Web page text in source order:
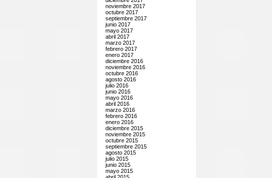
noviembre 2017
octubre 2017
septiembre 2017
junio 2017
mayo 2017
abril 2017
marzo 2017
febrero 2017
enero 2017
diciembre 2016
noviembre 2016
octubre 2016
agosto 2016
julio 2016
junio 2016
mayo 2016
abril 2016
marzo 2016
febrero 2016
enero 2016
diciembre 2015
noviembre 2015
octubre 2015
septiembre 2015
agosto 2015
julio 2015
junio 2015
mayo 2015